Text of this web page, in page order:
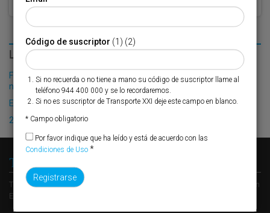
LO MÁS LEÍDO
Fribasa refuerza su logística con la puesta en marcha de una
nueva base en Vizcaya
El Puerto de Valencia crecerá en oferta ro-pax
2025: el año del talento logístico
Transporte XXI
Transporte XXI es el periódico de referencia del transporte y la logística en
España, perteneciente al Grupo XXI de Comunicación Empresarial.
Código de suscriptor (1) (2)
Si no recuerda o no tiene a mano su código de suscriptor llame al
teléfono 944 400 000 y se lo recordaremos.
Si no es suscriptor de Transporte XXI deje este campo en blanco.
* Campo obligatorio
Por favor indique que ha leído y está de acuerdo con las
Condiciones de Uso *